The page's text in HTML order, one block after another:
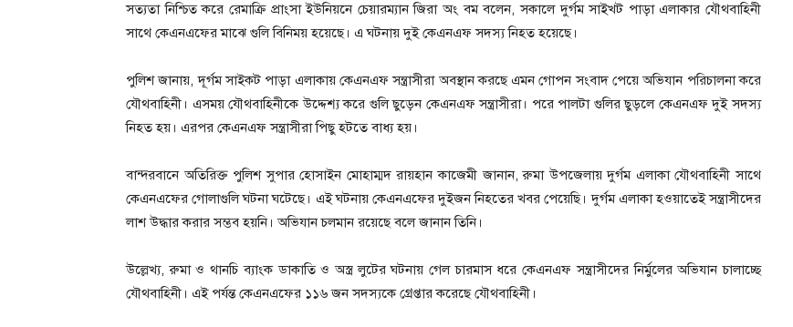
সত্যতা নিশ্চিত করে রেমাক্রি প্রাংসা ইউনিয়নে চেয়ারম্যান জিরা অং বম বলেন, সকালে দুর্গম সাইখট পাড়া এলাকার যৌথবাহিনী
সাথে কেএনএফের মাঝে গুলি বিনিময় হয়েছে। এ ঘটনায় দুই কেএনএফ সদস্য নিহত হয়েছে।
পুলিশ জানায়, দূর্গম সাইকট পাড়া এলাকায় কেএনএফ সন্ত্রাসীরা অবস্থান করছে এমন গোপন সংবাদ পেয়ে অভিযান পরিচালনা করে
যৌথবাহিনী। এসময় যৌথবাহিনীকে উদ্দেশ্য করে গুলি ছুড়েন কেএনএফ সন্ত্রাসীরা। পরে পালটা গুলির ছুড়লে কেএনএফ দুই সদস্য
নিহত হয়। এরপর কেএনএফ সন্ত্রাসীরা পিছু হটতে বাধ্য হয়।
বান্দরবানে অতিরিক্ত পুলিশ সুপার হোসাইন মোহাম্মদ রায়হান কাজেমী জানান, রুমা উপজেলায় দুর্গম এলাকা যৌথবাহিনী সাথে
কেএনএফের গোলাগুলি ঘটনা ঘটেছে। এই ঘটনায় কেএনএফের দুইজন নিহতের খবর পেয়েছি। দুর্গম এলাকা হওয়াতেই সন্ত্রাসীদের
লাশ উদ্ধার করার সম্ভব হয়নি। অভিযান চলমান রয়েছে বলে জানান তিনি।
উল্লেখ্য, রুমা ও থানচি ব্যাংক ডাকাতি ও অস্ত্র লুটের ঘটনায় গেল চারমাস ধরে কেএনএফ সন্ত্রাসীদের নির্মুলের অভিযান চালাচ্ছে
যৌথবাহিনী। এই পর্যন্ত কেএনএফের ১১৬ জন সদস্যকে গ্রেপ্তার করেছে যৌথবাহিনী।